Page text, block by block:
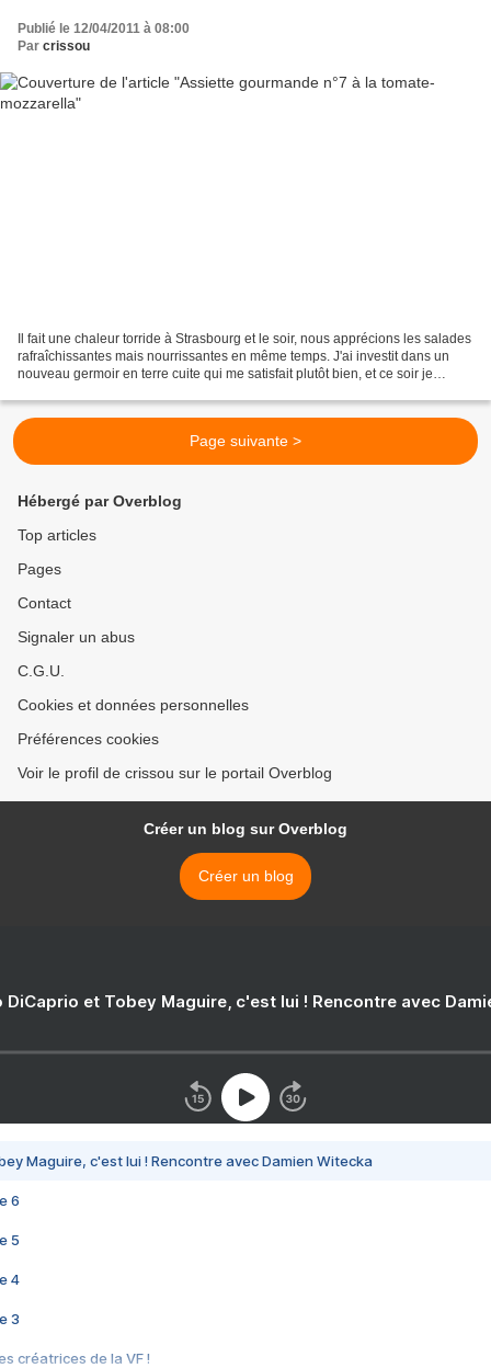
Publié le 12/04/2011 à 08:00
Par crissou
Il fait une chaleur torride à Strasbourg et le soir, nous apprécions les salades
rafraîchissantes mais nourrissantes en même temps. J'ai investit dans un
nouveau germoir en terre cuite qui me satisfait plutôt bien, et ce soir je
Page suivante >
Hébergé par Overblog
Top articles
Pages
Contact
Signaler un abus
C.G.U.
Cookies et données personnelles
Préférences cookies
Voir le profil de crissou sur le portail Overblog
Créer un blog sur Overblog
Créer un blog
DiCaprio et Tobey Maguire, c'est lui ! Rencontre avec
Maguire, c'est lui ! Rencontre avec Damien Witecka
6
5
4
3
créatrices de la VF !